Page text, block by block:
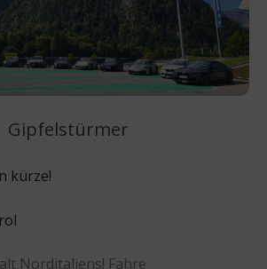
Gipfelstürmer
kürze!
Norditaliens! Fahre